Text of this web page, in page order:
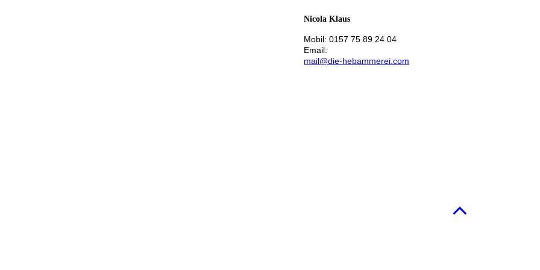
Nicola Klaus
Mobil: 0157 75 89 24 04
Email:
mail@die-hebammerei.com